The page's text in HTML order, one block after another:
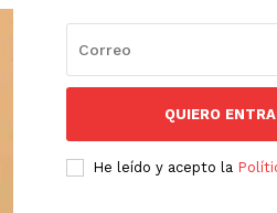
QUIERO
He leído y acepto la